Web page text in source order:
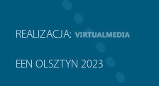
REALIZACJA:
EEN OLSZTYN 2023